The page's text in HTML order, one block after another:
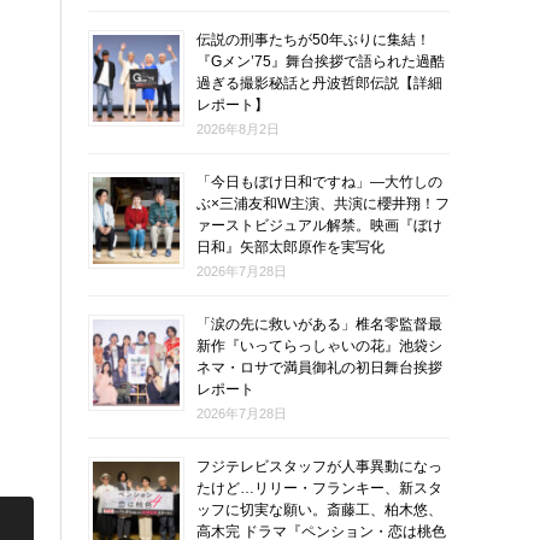
伝説の刑事たちが50年ぶりに集結！
『Gメン’75』舞台挨拶で語られた過酷
過ぎる撮影秘話と丹波哲郎伝説【詳細
レポート】
2026年8月2日
「今日もぼけ日和ですね」―大竹しの
ぶ×三浦友和W主演、共演に櫻井翔！フ
ァーストビジュアル解禁。映画『ぼけ
日和』矢部太郎原作を実写化
2026年7月28日
「涙の先に救いがある」椎名零監督最
新作『いってらっしゃいの花』池袋シ
ネマ・ロサで満員御礼の初日舞台挨拶
レポート
2026年7月28日
フジテレビスタッフが人事異動になっ
たけど…リリー・フランキー、新スタ
ッフに切実な願い。斎藤工、柏木悠、
高木完 ドラマ『ペンション・恋は桃色